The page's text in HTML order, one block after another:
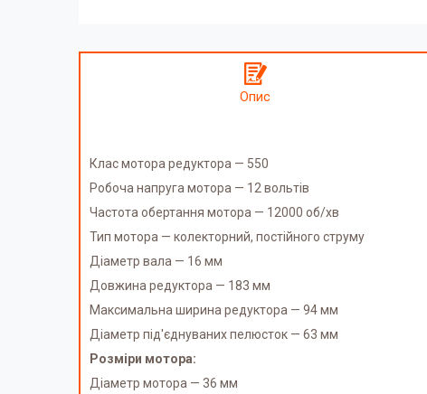
Опис
Клас мотора редуктора — 550
Робоча напруга мотора — 12 вольтів
Частота обертання мотора — 12000 об/хв
Тип мотора — колекторний, постійного струму
Діаметр вала — 16 мм
Довжина редуктора — 183 мм
Максимальна ширина редуктора — 94 мм
Діаметр під'єднуваних пелюсток — 63 мм
Розміри мотора:
Діаметр мотора — 36 мм